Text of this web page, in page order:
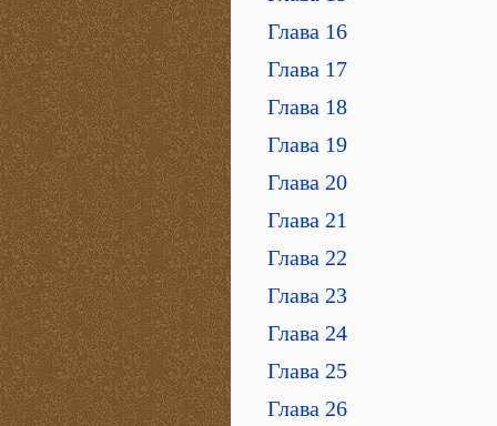
Глава 16
Глава 17
Глава 18
Глава 19
Глава 20
Глава 21
Глава 22
Глава 23
Глава 24
Глава 25
Глава 26